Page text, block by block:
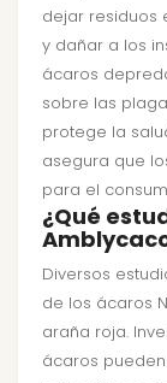
dejar residuos
y dañar a los
ácaros
sobre las
protege la
asegura que
para el
¿Qué
Diversos
de los ácaros
araña roja.
ácaros